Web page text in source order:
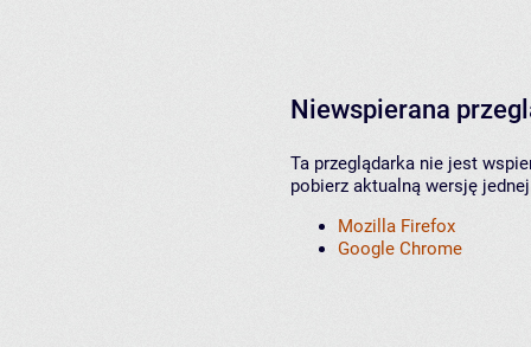
Niewspierana
Ta przeglądarka nie jest
pobierz aktualną wersję
Mozilla Firefox
Google Chrome